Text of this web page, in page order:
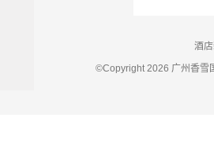
酒
©Copyright 2026 广州香雪